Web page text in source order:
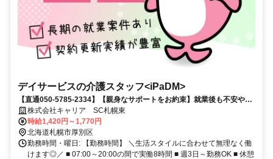
デイサービスの介護スタッフ<iPaDM>
【直通050-5785-2334】【親身なサポートをお約束】就業後も不安や悩
みがあればぜひご相談ください！★自由なライフスタイル◎残業なし
株式会社キャリア SC札幌東
時給1,420円～1,770円
北海道札幌市厚別区
勤務時間・曜日: 【勤務時間】 ＼生活スタイルに合わせて無理なく働
けます◎／ ■ 07:00～20:00の間で実働8時間 ■ 週3日～勤務OK ■ 休憩